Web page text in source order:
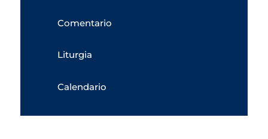
Comentario
Liturgia
Calendario